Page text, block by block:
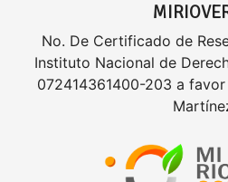
No. De Certificado de
Instituto Nacional de
072414361400-203 a